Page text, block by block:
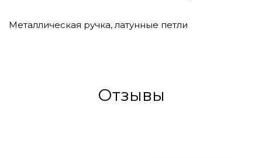
Металлическая ручка, латунные петли
Отзывы